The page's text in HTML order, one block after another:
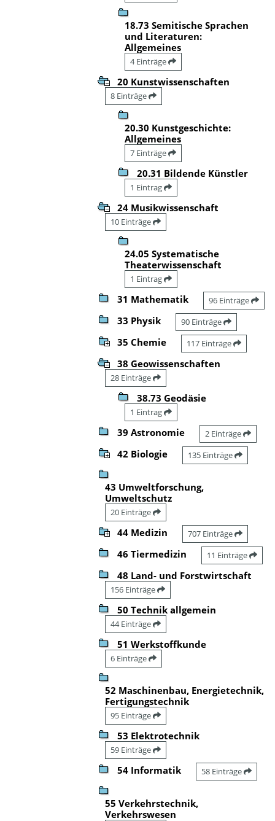
18.73 Semitische Sprachen
und Literaturen:
Allgemeines
4 Einträge
20 Kunstwissenschaften
8 Einträge
20.30 Kunstgeschichte:
Allgemeines
7 Einträge
20.31 Bildende Künstler
1 Eintrag
24 Musikwissenschaft
10 Einträge
24.05 Systematische
Theaterwissenschaft
1 Eintrag
31 Mathematik 96 Einträge
33 Physik 90 Einträge
35 Chemie 117 Einträge
38 Geowissenschaften
28 Einträge
38.73 Geodäsie
1 Eintrag
39 Astronomie 2 Einträge
42 Biologie 135 Einträge
43 Umweltforschung,
Umweltschutz
20 Einträge
44 Medizin 707 Einträge
46 Tiermedizin 11 Einträge
48 Land- und Forstwirtschaft
156 Einträge
50 Technik allgemein
44 Einträge
51 Werkstoffkunde
6 Einträge
52 Maschinenbau, Energietechnik,
Fertigungstechnik
95 Einträge
53 Elektrotechnik
59 Einträge
54 Informatik 58 Einträge
55 Verkehrstechnik,
Verkehrswesen